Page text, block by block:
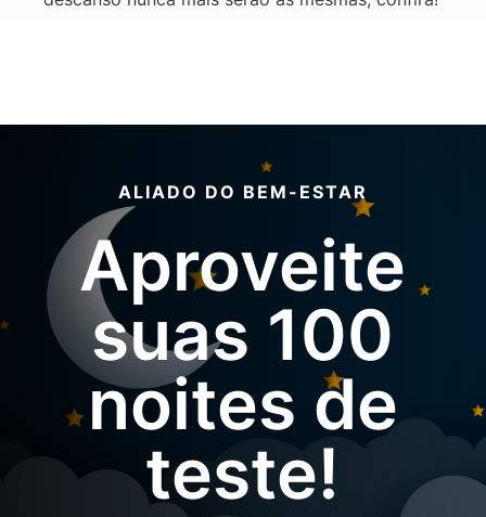
ALIADO DO BEM-ESTAR
Aproveite
suas 100
noites de
teste!